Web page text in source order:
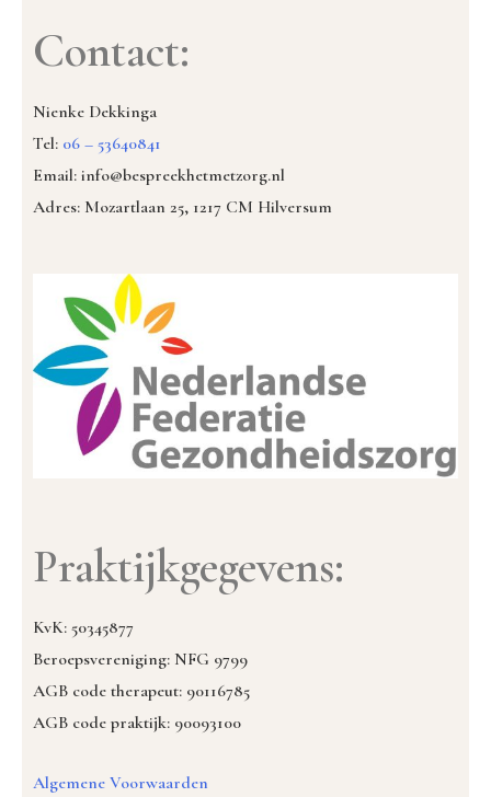
Contact:
Nienke Dekkinga
Tel: 06 – 53640841
Email: info@bespreekhetmetzorg.nl
Adres: Mozartlaan 25, 1217 CM Hilversum
Praktijkgegevens:
KvK: 50345877
Beroepsvereniging: NFG 9799
AGB code therapeut: 90116785
AGB code praktijk: 90093100
Algemene Voorwaarden